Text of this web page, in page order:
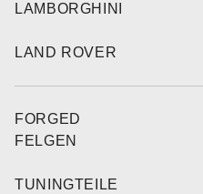
LAMBORGHINI
LAND ROVER
FORGED
FELGEN
TUNINGTEILE